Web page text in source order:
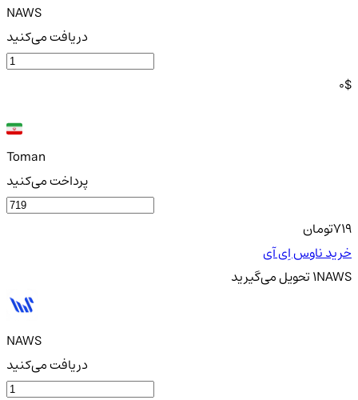
NAWS
دریافت می‌کنید
0$
Toman
پرداخت می‌کنید
719تومان
خرید ناوس اِی آی
1NAWSتحویلمی‌گیرید
NAWS
دریافت می‌کنید